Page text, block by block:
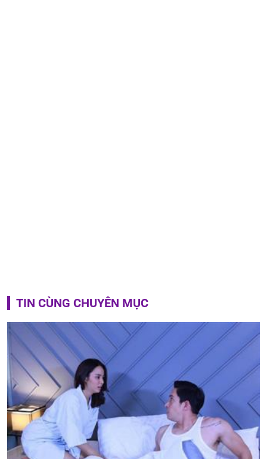
TIN CÙNG CHUYÊN MỤC